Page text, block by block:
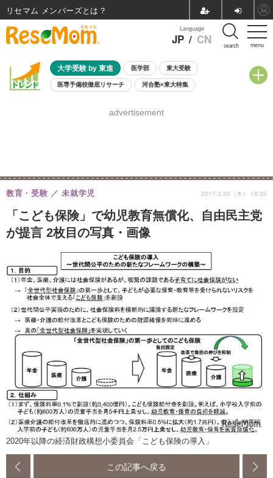
menu
Language
JP / CN search
大学受験 by 東進 医学部 東大受験
医専予備校徹底リサーチ 河合塾×東大特集
8月開催学校説明会・相談会
advertisement
「こども保険」で幼児教育無償化、自由民主党
が提言 2枚目の写真・画像
教育・受験 未就学児 2017.3.30（木） 18:30
2020年以降の経済財政構想小委員会「こども保険の導入」
この記事へ戻る
リセマム メンバーズ